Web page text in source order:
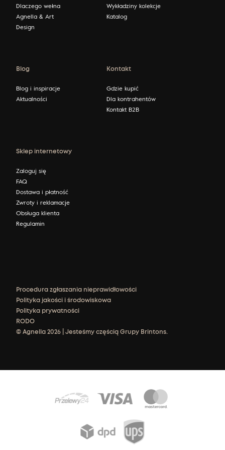
Dlaczego wełna
Agnella & Art
Design
Wykładziny kolekcje
Katalog
Blog
Blog i inspiracje
Aktualności
Kontakt
Gdzie kupić
Dla kontrahentów
Kontakt B2B
Sklep internetowy
Zaloguj się
FAQ
Dostawa i płatność
Zwroty i reklamacje
Obsługa klienta
Regulamin
Procedura zgłaszania nieprawidłowości
Polityka jakości i środowiskowa
Polityka prywatności
RODO
© Agnella 2026 | Jesteśmy częścią Grupy Brintons.